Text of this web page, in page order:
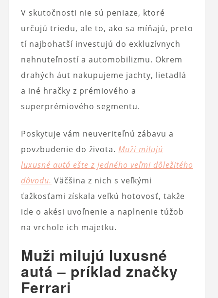
V skutočnosti nie sú peniaze, ktoré
určujú triedu, ale to, ako sa míňajú, preto
tí najbohatší investujú do exkluzívnych
nehnuteľností a automobilizmu. Okrem
drahých áut nakupujeme jachty, lietadlá
a iné hračky z prémiového a
superprémiového segmentu.
Poskytuje vám neuveriteľnú zábavu a
povzbudenie do života. Muži milujú
luxusné autá ešte z jedného veľmi dôležitého
dôvodu. Väčšina z nich s veľkými
ťažkosťami získala veľkú hotovosť, takže
ide o akési uvoľnenie a naplnenie túžob
na vrchole ich majetku.
Muži milujú luxusné
autá – príklad značky
Ferrari